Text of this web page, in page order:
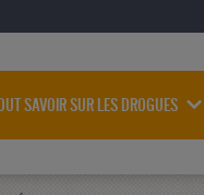
SAVOIR SUR LES DROGUES